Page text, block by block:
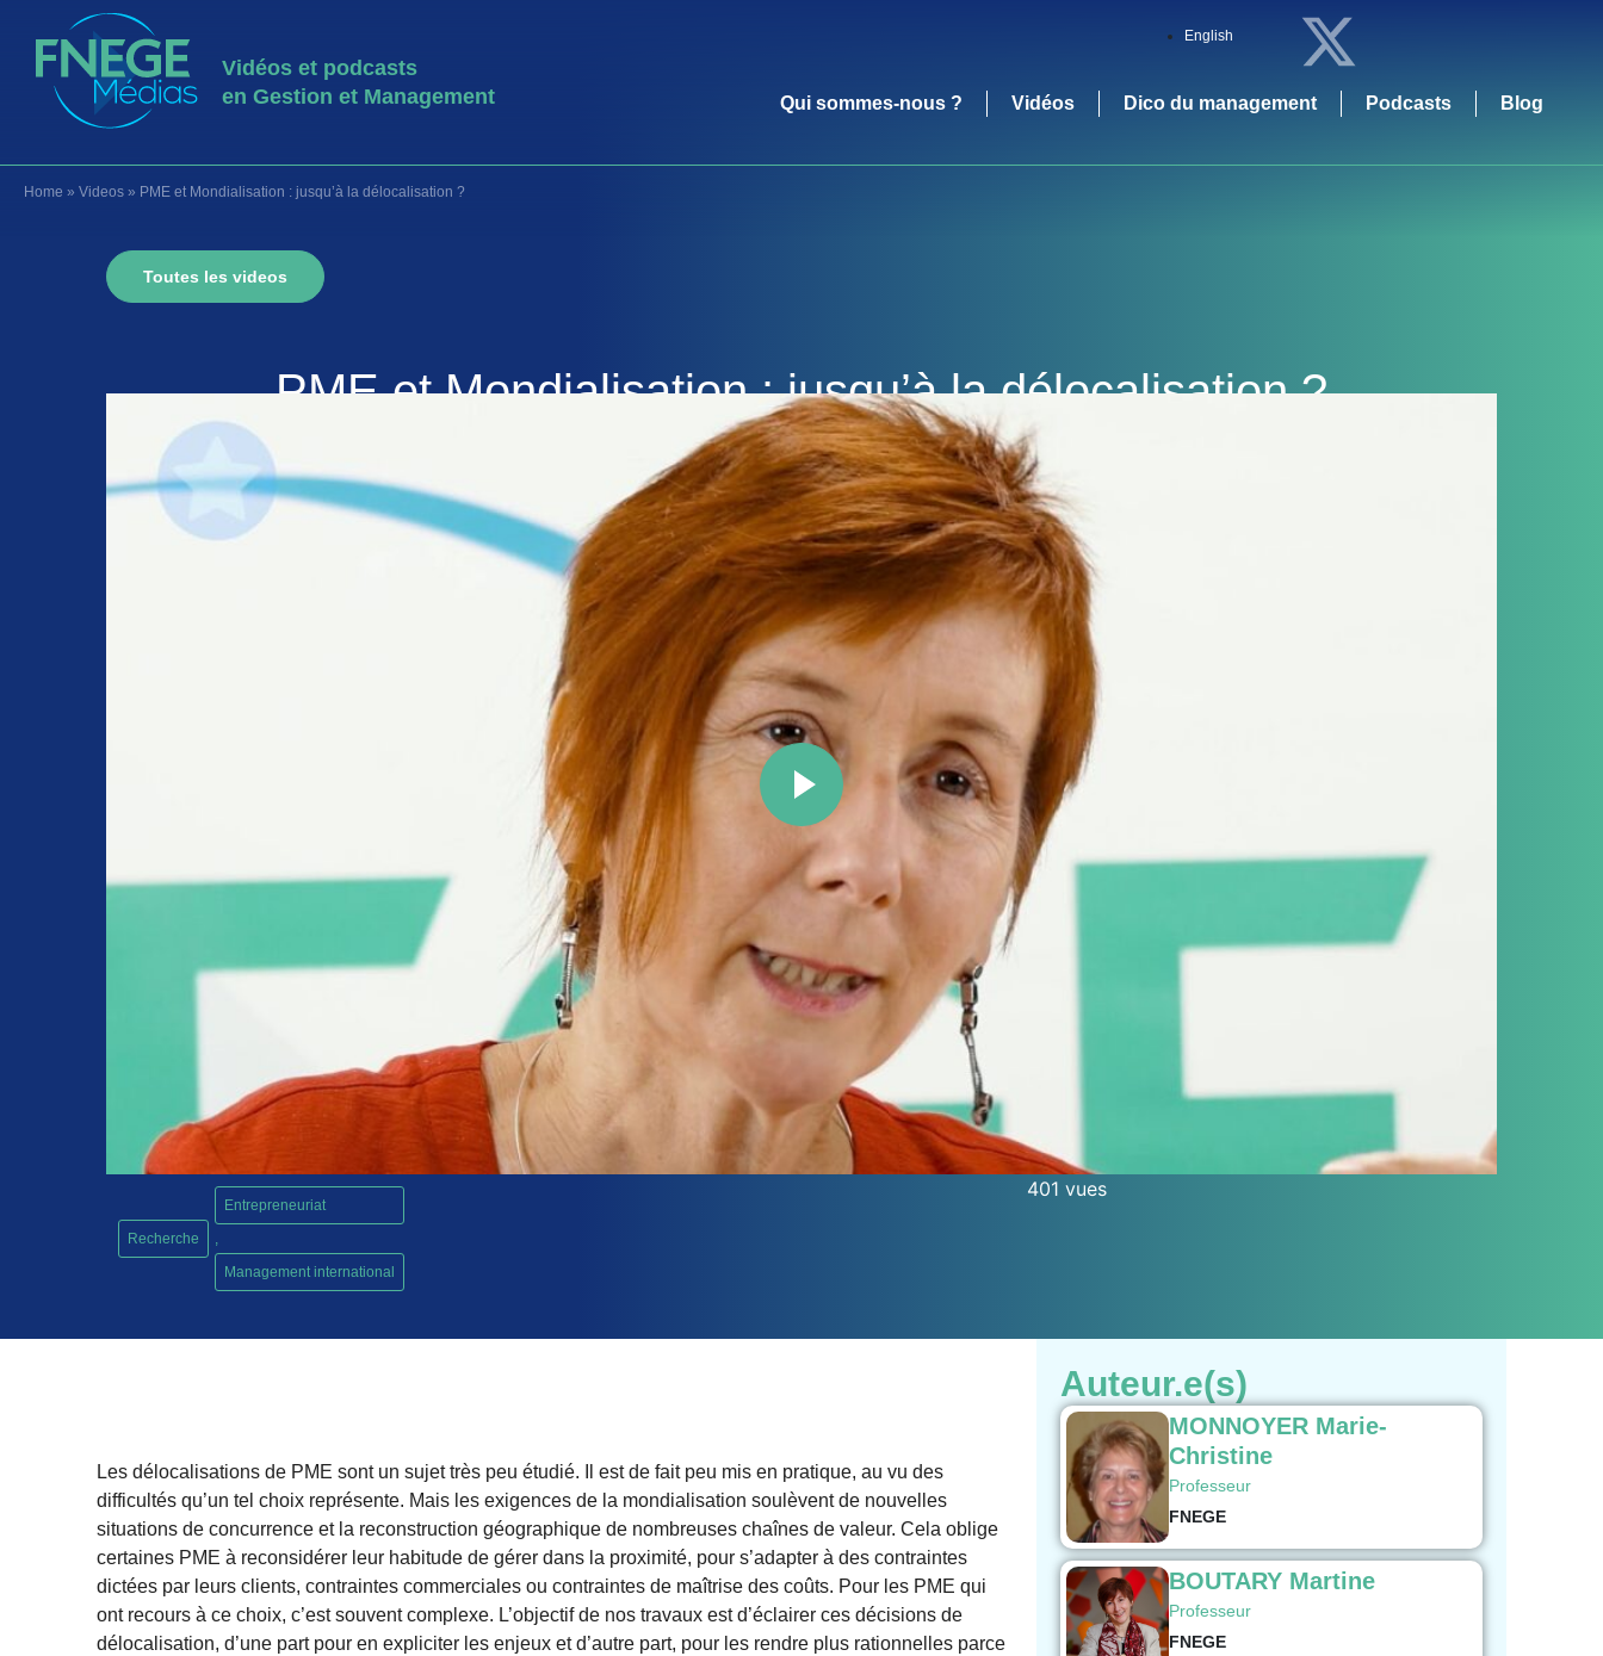
Vidéos et podcasts
en Gestion et Management
English
Qui sommes-nous ? Vidéos Dico du management Podcasts Blog
Home » Videos » PME et Mondialisation : jusqu’à la délocalisation ?
Toutes les videos
PME et Mondialisation : jusqu’à la délocalisation ?
Recherche
Entrepreneuriat
,
Management international
401 vues
Les délocalisations de PME sont un sujet très peu étudié. Il est de fait peu mis en pratique, au vu des
difficultés qu’un tel choix représente. Mais les exigences de la mondialisation soulèvent de nouvelles
situations de concurrence et la reconstruction géographique de nombreuses chaînes de valeur. Cela oblige
certaines PME à reconsidérer leur habitude de gérer dans la proximité, pour s’adapter à des contraintes
dictées par leurs clients, contraintes commerciales ou contraintes de maîtrise des coûts. Pour les PME qui
ont recours à ce choix, c’est souvent complexe. L’objectif de nos travaux est d’éclairer ces décisions de
délocalisation, d’une part pour en expliciter les enjeux et d’autre part, pour les rendre plus rationnelles parce
Auteur.e(s)
MONNOYER Marie-
Christine
Professeur
FNEGE
BOUTARY Martine
Professeur
FNEGE